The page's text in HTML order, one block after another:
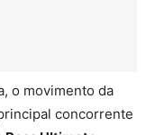
o movimento da
concorrente